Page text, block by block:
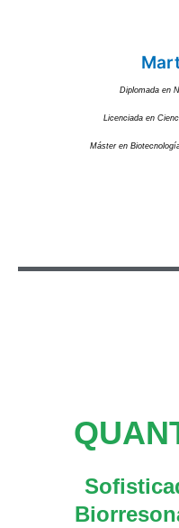
Diplomada en
Licenciada en
Máster en